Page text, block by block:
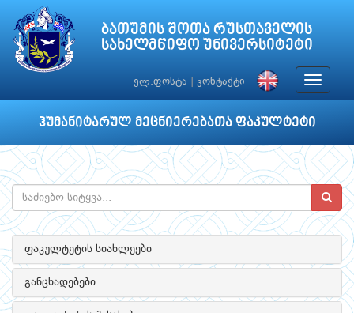
ბათუმის შოთა რუსთაველის
სახელმწიფო უნივერსიტეტი
ელ.ფოსტა კონტაქტი
Toggle
ჰუმანიტარულ მეცნიერებათა ფაკულტეტი
ფაკულტეტის სიახლეები
განცხადებები